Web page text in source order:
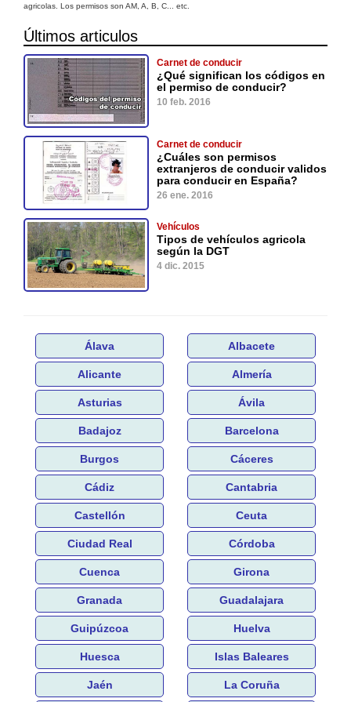
agricolas. Los permisos son AM, A, B, C... etc.
Últimos articulos
Carnet de conducir
¿Qué significan los códigos en
el permiso de conducir?
10 feb. 2016
Carnet de conducir
¿Cuáles son permisos
extranjeros de conducir validos
para conducir en España?
26 ene. 2016
Vehículos
Tipos de vehículos agricola
según la DGT
4 dic. 2015
Álava Albacete
Alicante Almería
Asturias Ávila
Badajoz Barcelona
Burgos Cáceres
Cádiz Cantabria
Castellón Ceuta
Ciudad Real Córdoba
Cuenca Girona
Granada Guadalajara
Guipúzcoa Huelva
Huesca Islas Baleares
Jaén La Coruña